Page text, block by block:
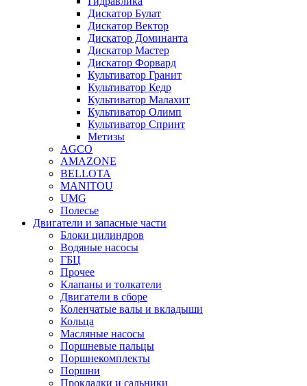
Дискатор Булат
Дискатор Вектор
Дискатор Доминанта
Дискатор Мастер
Дискатор Форвард
Культиватор Гранит
Культиватор Кедр
Культиватор Малахит
Культиватор Олимп
Культиватор Спринт
Метизы
AGCO
AMAZONE
BELLOTA
MANITOU
UMG
Полесье
Двигатели и запасные части
Блоки цилиндров
Водяные насосы
ГБЦ
Прочее
Клапаны и толкатели
Двигатели в сборе
Коленчатые валы и вкладыши
Кольца
Масляные насосы
Поршневые пальцы
Поршнекомплекты
Поршни
Прокладки и сальники